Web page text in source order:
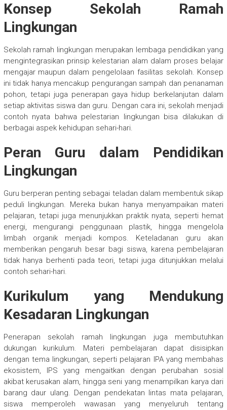
Konsep Sekolah Ramah
Lingkungan
Sekolah ramah lingkungan merupakan lembaga pendidikan yang
mengintegrasikan prinsip kelestarian alam dalam proses belajar
mengajar maupun dalam pengelolaan fasilitas sekolah. Konsep
ini tidak hanya mencakup pengurangan sampah dan penanaman
pohon, tetapi juga penerapan gaya hidup berkelanjutan dalam
setiap aktivitas siswa dan guru. Dengan cara ini, sekolah menjadi
contoh nyata bahwa pelestarian lingkungan bisa dilakukan di
berbagai aspek kehidupan sehari-hari.
Peran Guru dalam Pendidikan
Lingkungan
Guru berperan penting sebagai teladan dalam membentuk sikap
peduli lingkungan. Mereka bukan hanya menyampaikan materi
pelajaran, tetapi juga menunjukkan praktik nyata, seperti hemat
energi, mengurangi penggunaan plastik, hingga mengelola
limbah organik menjadi kompos. Keteladanan guru akan
memberikan pengaruh besar bagi siswa, karena pembelajaran
tidak hanya berhenti pada teori, tetapi juga ditunjukkan melalui
contoh sehari-hari.
Kurikulum yang Mendukung
Kesadaran Lingkungan
Penerapan sekolah ramah lingkungan juga membutuhkan
dukungan kurikulum. Materi pembelajaran dapat disisipkan
dengan tema lingkungan, seperti pelajaran IPA yang membahas
ekosistem, IPS yang mengaitkan dengan perubahan sosial
akibat kerusakan alam, hingga seni yang menampilkan karya dari
barang daur ulang. Dengan pendekatan lintas mata pelajaran,
siswa memperoleh wawasan yang menyeluruh tentang